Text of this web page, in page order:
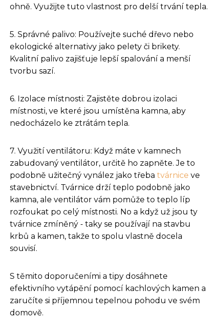
ohně. Využijte tuto vlastnost pro delší trvání tepla.
5. Správné palivo: Používejte suché dřevo nebo
ekologické alternativy jako pelety či brikety.
Kvalitní palivo zajišťuje lepší spalování a menší
tvorbu sazí.
6. Izolace místnosti: Zajistěte dobrou izolaci
místnosti, ve které jsou umístěna kamna, aby
nedocházelo ke ztrátám tepla.
7. Využití ventilátoru: Když máte v kamnech
zabudovaný ventilátor, určitě ho zapněte. Je to
podobně užitečný vynález jako třeba tvárnice ve
stavebnictví. Tvárnice drží teplo podobně jako
kamna, ale ventilátor vám pomůže to teplo líp
rozfoukat po celý místnosti. No a když už jsou ty
tvárnice zmíněný - taky se používají na stavbu
krbů a kamen, takže to spolu vlastně docela
souvisí.
S těmito doporučeními a tipy dosáhnete
efektivního vytápění pomocí kachlových kamen a
zaručíte si příjemnou tepelnou pohodu ve svém
domově.